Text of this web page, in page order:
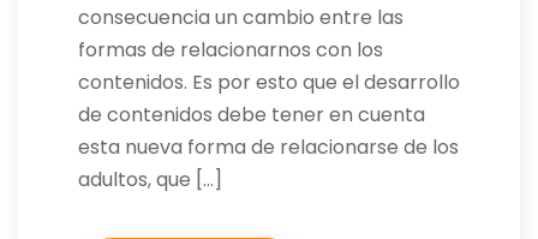
consecuencia un cambio entre las
formas de relacionarnos con los
contenidos. Es por esto que el desarrollo
de contenidos debe tener en cuenta
esta nueva forma de relacionarse de los
adultos, que […]